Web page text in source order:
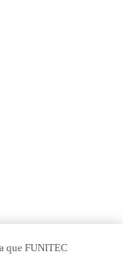
que FUNITEC